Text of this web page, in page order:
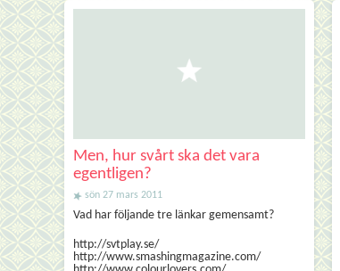
Men, hur svårt ska det vara
egentligen?
sön 27 mars 2011
Vad har följande tre länkar gemensamt?
http://svtplay.se/
http://www.smashingmagazine.com/